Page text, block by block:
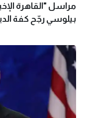
مراسل "القاهرة
بيلوسي رجّح كفة